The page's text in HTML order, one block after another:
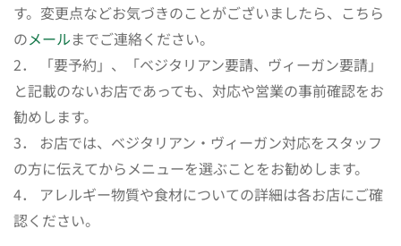
す。変更点などお気づきのことがございましたら、こちら
のメールまでご連絡ください。
2． 「要予約」、「ベジタリアン要請、ヴィーガン要請」
と記載のないお店であっても、対応や営業の事前確認をお
勧めします。
3． お店では、ベジタリアン・ヴィーガン対応をスタッフ
の方に伝えてからメニューを選ぶことをお勧めします。
4． アレルギー物質や食材についての詳細は各お店にご確
認ください。